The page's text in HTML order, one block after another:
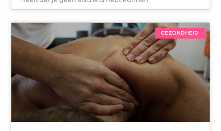
GEZONDHEID